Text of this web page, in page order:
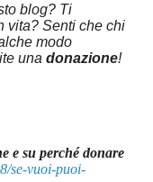
blog? Ti
vita? Senti che chi
modo
una donazione!
e su perché donare
se-vuoi-puoi-